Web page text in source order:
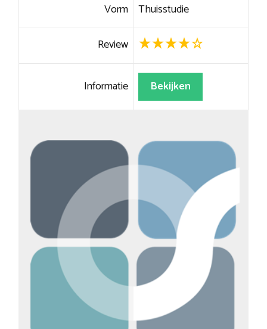
Vorm Thuisstudie
Review
Informatie Bekijken